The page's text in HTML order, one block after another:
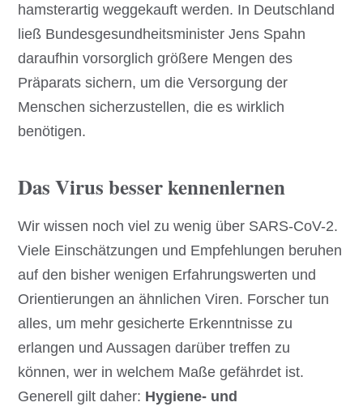
hamsterartig weggekauft werden. In Deutschland
ließ Bundesgesundheitsminister Jens Spahn
daraufhin vorsorglich größere Mengen des
Präparats sichern, um die Versorgung der
Menschen sicherzustellen, die es wirklich
benötigen.
Das Virus besser kennenlernen
Wir wissen noch viel zu wenig über SARS-CoV-2.
Viele Einschätzungen und Empfehlungen beruhen
auf den bisher wenigen Erfahrungswerten und
Orientierungen an ähnlichen Viren. Forscher tun
alles, um mehr gesicherte Erkenntnisse zu
erlangen und Aussagen darüber treffen zu
können, wer in welchem Maße gefährdet ist.
Generell gilt daher: Hygiene- und